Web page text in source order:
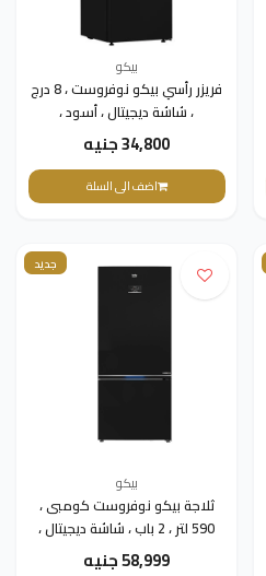
بيكو
فريزر رأسي بيكو نوفروست ، 8 درج
، شاشة ديجيتال ، أسود ،
B3RFNE314ZXPEB1
34,800 جنيه
اضف الى السلة
جديد
بيكو
ثلاجة بيكو نوفروست كومبى ،
590 لتر ، 2 باب ، شاشة ديجيتال ،
أنفرتر ، اسود ، RCNE590E35ZXP358,999 جنيه